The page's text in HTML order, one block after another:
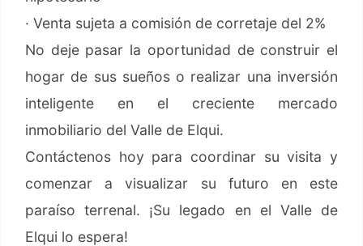
· Venta sujeta a comisión de corretaje del 2%
No deje pasar la oportunidad de construir el
hogar de sus sueños o realizar una inversión
inteligente en el creciente mercado
inmobiliario del Valle de Elqui.
Contáctenos hoy para coordinar su visita y
comenzar a visualizar su futuro en este
paraíso terrenal. ¡Su legado en el Valle de
Elqui lo espera!